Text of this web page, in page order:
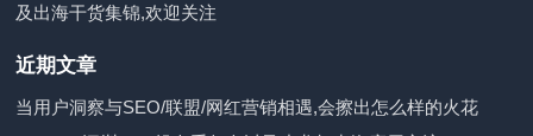
及出海干货集锦,欢迎关注
近期文章
当用户洞察与SEO/联盟/网红营销相遇,会擦出怎么样的火花